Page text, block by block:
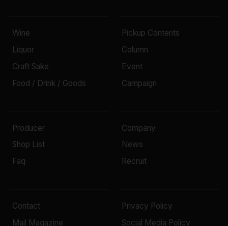
Wine
Liquor
Craft Sake
Food / Drink / Goods
Pickup Contents
Column
Event
Campaign
Producer
Shop List
Faq
Company
News
Recruit
Contact
Mail Magazine
Privacy Policy
Social Media Policy